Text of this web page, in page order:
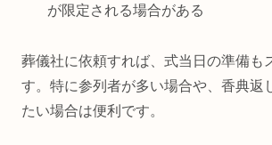
が限定される場合がある
葬儀社に依頼すれば、式当日の準備も
す。特に参列者が多い場合や、香典返
たい場合は便利です。